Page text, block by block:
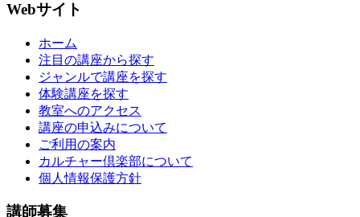
Webサイト
ホーム
注目の講座から探す
ジャンルで講座を探す
体験講座を探す
教室へのアクセス
講座の申込みについて
ご利用の案内
カルチャー倶楽部について
個人情報保護方針
講師募集